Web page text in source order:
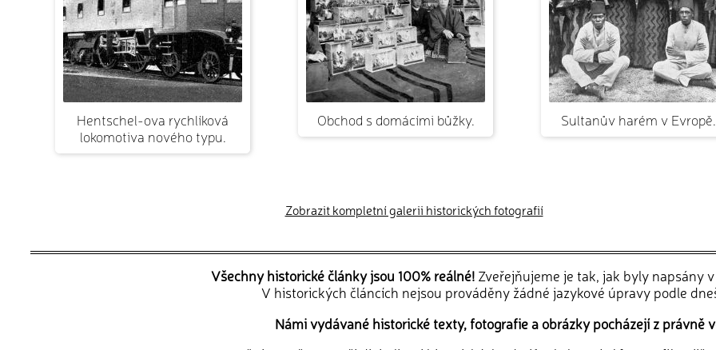
Hentschel-ova rychlíková
lokomotiva nového typu.
Obchod s domácími bůžky. Sultanův harém v Evropě.
Zobrazit kompletní galerii historických fotografií
Všechny historické články jsou 100% reálné! Zveřejňujeme je tak, jak byly napsány
V historických článcích nejsou prováděny žádné jazykové úpravy podle
Námi vydávané historické texty, fotografie a obrázky pocházejí z právně